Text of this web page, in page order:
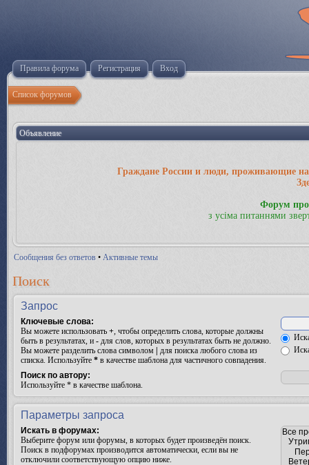
Правила форума Регистрация Вход
Список форумов
Объявление
Граждане России и люди, проживающие на
Форум
з усіма питаннями
Сообщения без ответов • Активные темы
Поиск
Запрос
Ключевые слова:
Вы можете использовать +, чтобы определить слова, которые должны
быть в результатах, и - для слов, которых в результатах быть не должно.
Вы можете разделить слова символом
для поиска любого слова из
списка. Используйте * в качестве шаблона для частичного совпадения.
Поиск по автору:
Используйте * в качестве шаблона.
Параметры запроса
Искать в форумах:
Выберите форум или форумы, в которых будет произведён поиск.
Поиск в подфорумах производится автоматически, если вы не
отключили соответствующую опцию ниже.